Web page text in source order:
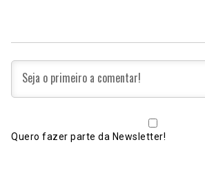
Quero fazer parte da Newsletter!